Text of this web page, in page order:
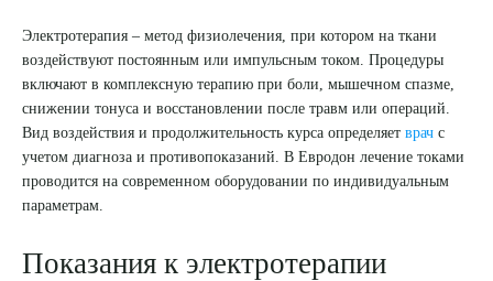
Врачам
Правовая информация
Политика конфиденциальности
Пользовательское соглашение
Лабораторная диагностика
Инструментальная диагностика
Хирургический стационар
Пациенту
Подготовка к анализам
Подготовка к диагностике
ДМС
Акции
Электротерапия – метод физиолечения, при котором на ткани
воздействуют постоянным или импульсным током. Процедуры
включают в комплексную терапию при боли, мышечном спазме,
снижении тонуса и восстановлении после травм или операций.
Вид воздействия и продолжительность курса определяет врач с
учетом диагноза и противопоказаний. В Евродон лечение токами
проводится на современном оборудовании по индивидуальным
параметрам.
Показания к электротерапии